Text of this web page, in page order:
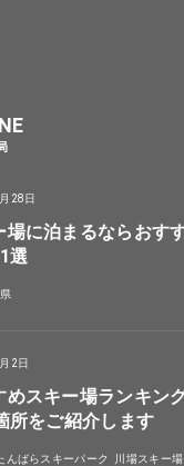
28日
場に泊まるならおす
選
2日
めスキー場ランキン
所をご紹介します
んばらスキーパーク
川場スキー場